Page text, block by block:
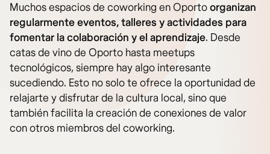
Muchos espacios de coworking en Oportoorganizan
regularmente eventos, talleres y actividades para
fomentar la colaboración y el aprendizaje. Desde
catas de vino de Oporto hasta meetups
tecnológicos, siempre hay algo interesante
sucediendo. Esto no solo te ofrece la oportunidad de
relajarte y disfrutar de la cultura local, sino que
también facilita la creación de conexiones de valor
con otros miembros del coworking.